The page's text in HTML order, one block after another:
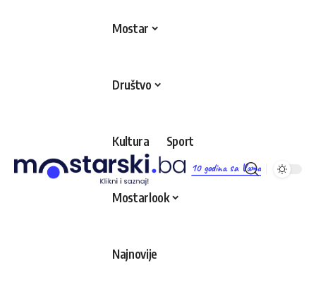
10 godina sa Vama
Mostar
Društvo
Kultura Sport
Mostarlook
Najnovije